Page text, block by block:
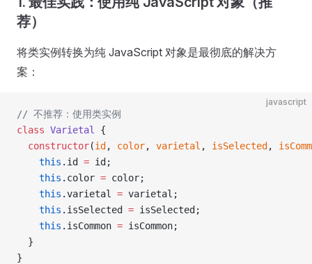
荐）
将类实例转换为纯 JavaScript 对象是最彻底的解决方
案：
javascript
// 不推荐：使用类实例
class Varietal
{
  constructor
(id , color, varietal , isSelected ,
    this
.id = id;
    this
.color = color;
    this
.varietal = varietal;
    this
.isSelected = isSelected;
    this
.isCommon = isCommon;
  }
}